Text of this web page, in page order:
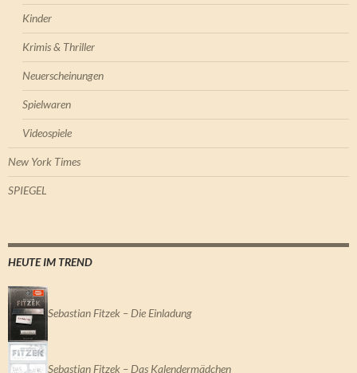
Kinder
Krimis & Thriller
Neuerscheinungen
Spielwaren
Videospiele
New York Times
SPIEGEL
HEUTE IM TREND
Sebastian Fitzek – Die Einladung
Sebastian Fitzek – Das Kalendermädchen